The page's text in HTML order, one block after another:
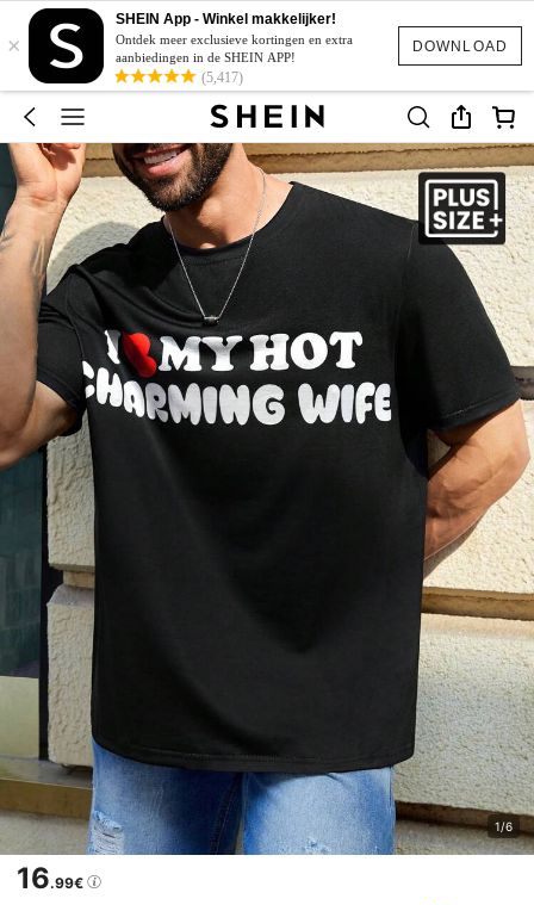
DOWNLOAD
×
SHEIN App - Winkel makkelijker!
Ontdek meer exclusieve kortingen en extra
aanbiedingen in de SHEIN APP!
(5,417)
1/6
16.99€